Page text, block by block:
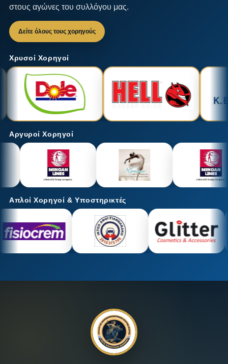
στους αγώνες του συλλόγου μας.
Δείτε όλους τους χορηγούς
Χρυσοί Χορηγοί
Αργυροί Χορηγοί
Απλοί Χορηγοί & Υποστηρικτές